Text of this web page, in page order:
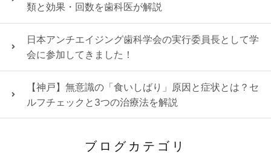
類と効果・回数を歯科医が解説
日本アンチエイジング歯科学会の実行委員長として学
会に参加してきました！
【神戸】無意識の「食いしばり」原因と症状とは？セ
ルフチェックと3つの治療法を解説
ブログカテゴリ